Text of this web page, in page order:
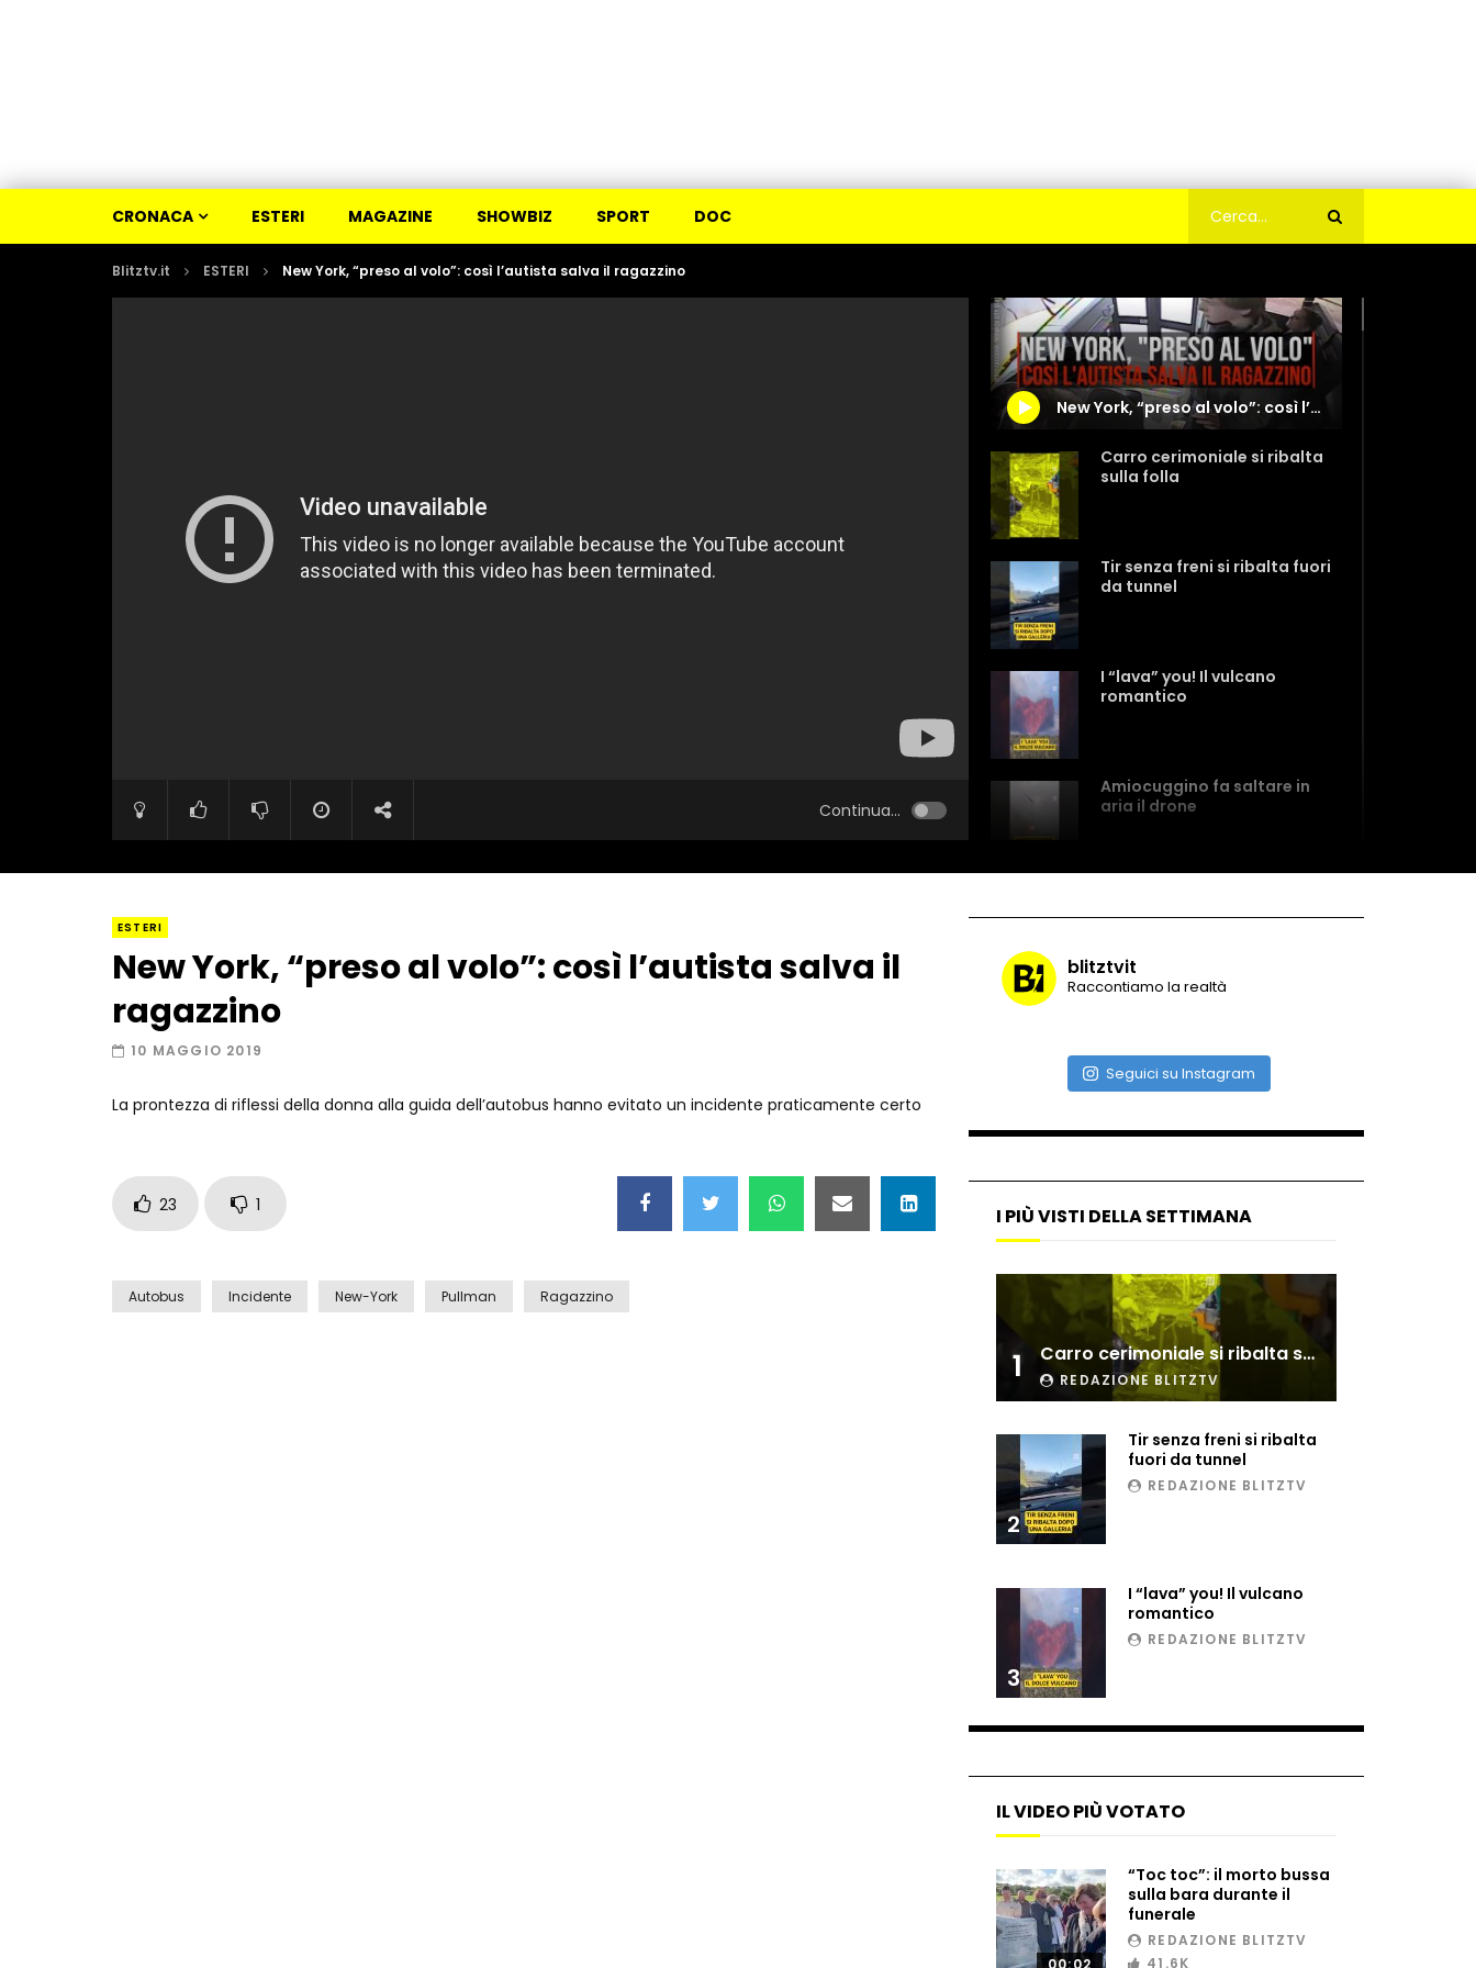
CRONACA ESTERI MAGAZINE SHOWBIZ SPORT DOC
Blitztv.it ESTERI New York, “preso al volo”: così l’autista salva il ragazzino
Continua...
New York, “preso al volo”: così l’autista salva il ragazzino
Carro cerimoniale si ribalta
sulla folla
Tir senza freni si ribalta fuori
da tunnel
I “lava” you! Il vulcano
romantico
Amiocuggino fa saltare in
aria il drone
dopo incidente
Nei casinò arriva il cambio
Esplode cabina elettrica
sotterranea
Grattacielo crolla per un
incendio
Ammiocuggino con la ruspa…
Atterraggio di emergenza
tra le auto: attimi di paura
ESTERI
New York, “preso al volo”: così l’autista salva il
ragazzino
10 MAGGIO 2019
La prontezza di riflessi della donna alla guida dell’autobus hanno evitato un incidente praticamente certo
23 1
Autobus Incidente New-York Pullman Ragazzino
blitztvit
Raccontiamo la realtà
Seguici su Instagram
I PIÙ VISTI DELLA SETTIMANA
1 Carro cerimoniale si ribalta sulla folla
REDAZIONE BLITZTV
2
Tir senza freni si ribalta
fuori da tunnel
REDAZIONE BLITZTV
3
I “lava” you! Il vulcano
romantico
REDAZIONE BLITZTV
IL VIDEO PIÙ VOTATO
00:02
“Toc toc”: il morto bussa
sulla bara durante il
funerale
REDAZIONE BLITZTV
41.6K